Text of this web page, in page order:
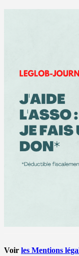
Voir les Mentions